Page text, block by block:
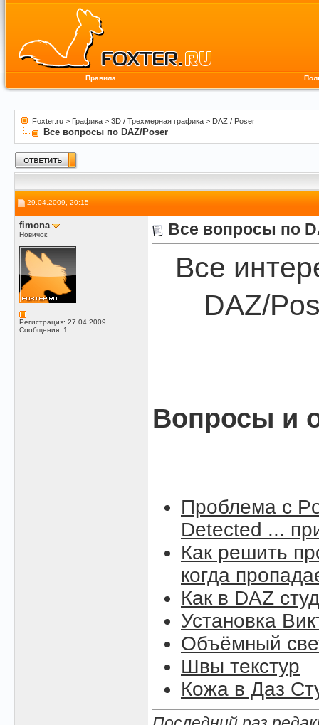
Правила
Foxter.ru > Графика > 3D / Трехмерная графика > DAZ / Poser
Все вопросы по DAZ/Poser
29.04.2009, 20:15
fimona
Новичок
Регистрация: 27.04.2009
Сообщения: 1
Все вопросы по
Все
DAZ/
Вопросы и
Проблема с
Detected ...
Как решить
когда
Как в DAZ
Установка
Объёмный
Швы текстур
Кожа в Даз